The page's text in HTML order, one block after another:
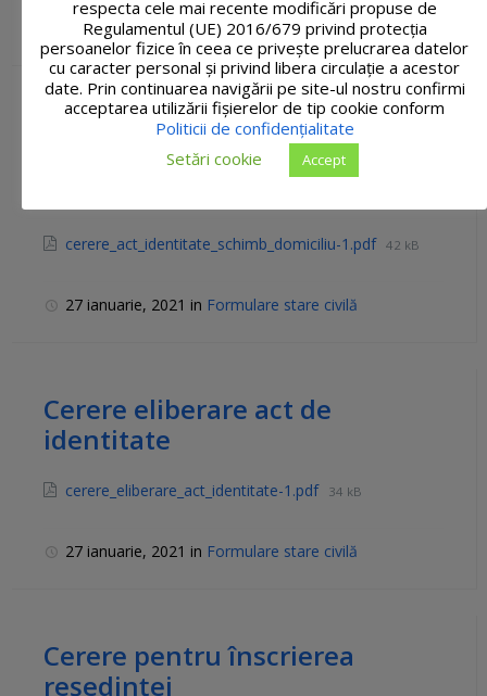
27 ianuarie, 2021inFormulare stare civilă
Cerere eliberare act identitate
ca urmare a schimbării
cerere_act_identitate_schimb_domiciliu-1.pdf 42 kB
27 ianuarie, 2021 in Formulare stare civilă
Cerere eliberare act de
identitate
cerere_eliberare_act_identitate-1.pdf 34 kB
27 ianuarie, 2021 in Formulare stare civilă
Cerere pentru înscrierea
reședinței
respecta cele mai recente modificări propuse de
Regulamentul (UE) 2016/679 privind protecția
persoanelor fizice în ceea ce privește prelucrarea datelor
cu caracter personal și privind libera circulație a acestor
date. Prin continuarea navigării pe site-ul nostru confirmi
acceptarea utilizării fişierelor de tip cookie conform
Politicii de confidențialitate
Setări cookie
Accept